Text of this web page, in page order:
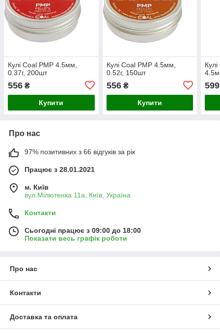
Кулі Coal PMP 4.5мм,
0.37г, 200шт
556 ₴
Купити
Кулі Coal PMP 4.5мм,
0.52г, 150шт
556₴
Купити
599
Про нас
97% позитивних з 66 відгуків за рік
Працює з 28.01.2021
м. Київ
вул.Мілютенка 11а, Київ, Україна
Контакти
Сьогодні працює з 09:00 до 18:00
Показати весь графік роботи
Про нас
Контакти
Доставка та оплата